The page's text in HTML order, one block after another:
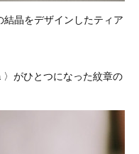
晶をデザインしたティア
がひとつになった紋章の